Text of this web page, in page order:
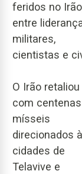
feridos no
entre
militares,
cientistas e
O Irão retaliou
com
mísseis
direcionados
cidades de
Telavive e